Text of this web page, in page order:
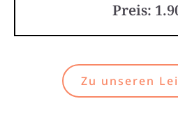
Preis:
Zu unseren